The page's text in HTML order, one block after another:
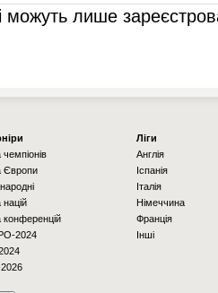
лише
чемпіонів
Європи
націй
конференцій
2024
Ліги
Англія
Іспанія
Італія
Німеччина
Франція
Інші